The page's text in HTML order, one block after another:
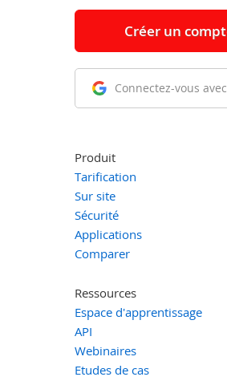
Créer un
Connectez-vous
Produit
Tarification
Sur site
Sécurité
Applications
Comparer
Ressources
Espace d'apprentissage
API
Webinaires
Etudes de cas